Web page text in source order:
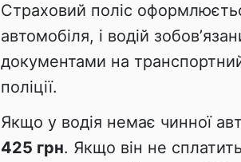
Страховий поліс
автомобіля, і водій
документами на
поліції.
Якщо у водія немає чинної
425 грн. Якщо він не